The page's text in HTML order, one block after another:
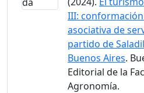
III:
asociativa de
partido de
Buenos Aires.
Editorial de la
Agronomía.